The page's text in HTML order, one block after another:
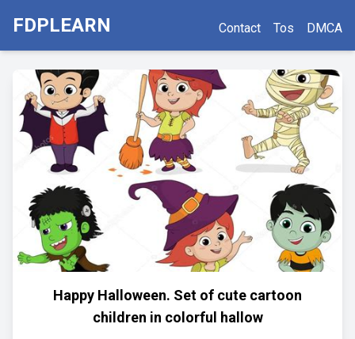
FDPLEARN Contact Tos DMCA
Happy Halloween. Set of cute cartoon
children in colorful hallow